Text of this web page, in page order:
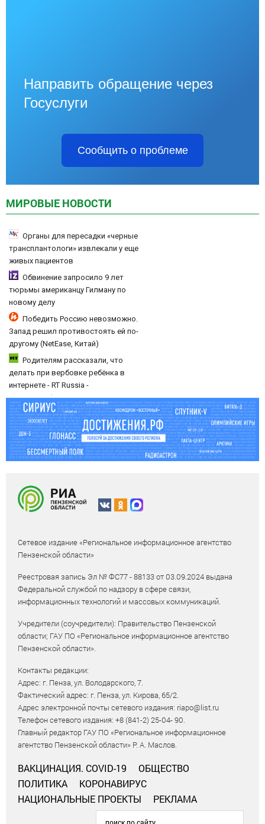
Направить обращение через
Госуслуги
Сообщить о проблеме
МИРОВЫЕ НОВОСТИ
Органы для пересадки «черные
трансплантологи» извлекали у еще
живых пациентов
Обвинение запросило 9 лет
тюрьмы американцу Гилману по
новому делу
Победить Россию невозможно.
Запад решил противостоять ей по-
другому (NetEase, Китай)
Родителям рассказали, что
делать при вербовке ребёнка в
интернете - RT Russia -
Медиаплатформа МирТесен
Сетевое издание «Региональное информационное агентство
Пензенской области»
Реестровая запись Эл № ФС77 - 88133 от 03.09.2024 выдана
Федеральной службой по надзору в сфере связи,
информационных технологий и массовых коммуникаций.
Учредители (соучредители): Правительство Пензенской
области; ГАУ ПО «Региональное информационное агентство
Пензенской области».
Контакты редакции:
Адрес: г. Пенза, ул. Володарского, 7.
Фактический адрес: г. Пенза, ул. Кирова, 65/2.
Адрес электронной почты сетевого издания: riapo@list.ru
Телефон сетевого издания: +8 (841-2) 25-04- 90.
Главный редактор ГАУ ПО «Региональное информационное
агентство Пензенской области» Р. А. Маслов.
ВАКЦИНАЦИЯ. COVID-19
ОБЩЕСТВО
ПОЛИТИКА
КОРОНАВИРУС
НАЦИОНАЛЬНЫЕ ПРОЕКТЫ
РЕКЛАМА